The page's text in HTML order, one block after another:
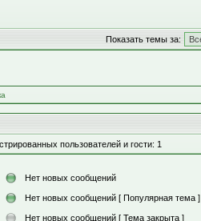
Показать темы за:
пользователей и гости: 1
Нет новых сообщений
Нет новых сообщений [ Популярная тема ]
Нет новых сообщений [ Тема закрыта ]